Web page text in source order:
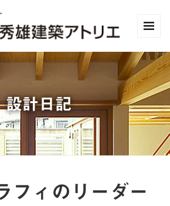
設計日記
フィのリーダー